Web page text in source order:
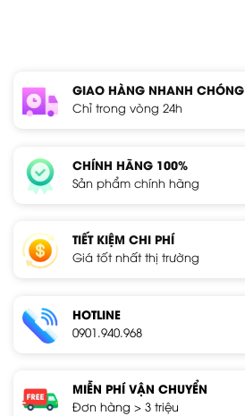
GIAO HÀNG NHANH CHÓNG
Chỉ trong vòng 24h
CHÍNH HÃNG 100%
Sản phẩm chính hãng
TIẾT KIỆM CHI PHÍ
Giá tốt nhất thị trường
HOTLINE
0901.940.968
MIỄN PHÍ VẬN CHUYỂN
Đơn hàng > 3 triệu